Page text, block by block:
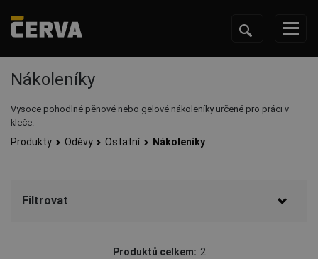
Nákoleníky
Vysoce pohodlné pěnové nebo gelové nákoleníky určené pro práci v
kleče.
Produkty Oděvy Ostatní Nákoleníky
Filtrovat
Produktů celkem: 2